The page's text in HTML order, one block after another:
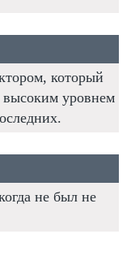
который
высоким уровнем
не был не